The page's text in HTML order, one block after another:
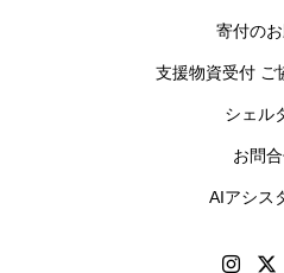
寄付の
支援物資受付 ご
シェル
お問
AIアシス